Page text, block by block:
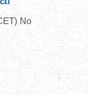
No